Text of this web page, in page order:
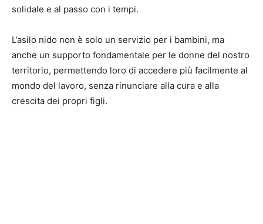
solidale e al passo con i tempi.
L’asilo nido non è solo un servizio per i bambini, ma
anche un supporto fondamentale per le donne del nostro
territorio, permettendo loro di accedere più facilmente al
mondo del lavoro, senza rinunciare alla cura e alla
crescita dei propri figli.